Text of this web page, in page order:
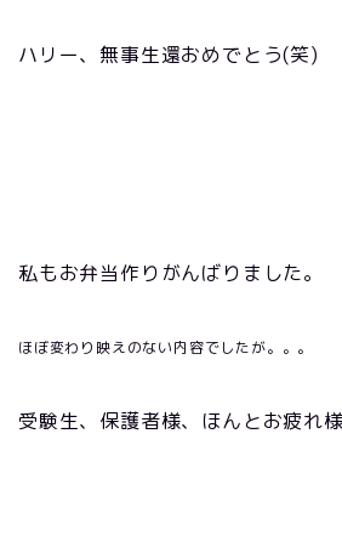
ハリー、無事生還おめでとう(笑)
私もお弁当作りがんばりました。
ほぼ変わり映えのない内容でしたが。。。
受験生、保護者様、ほんとお疲れ様